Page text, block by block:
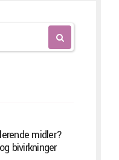
midler?
bivirkninger